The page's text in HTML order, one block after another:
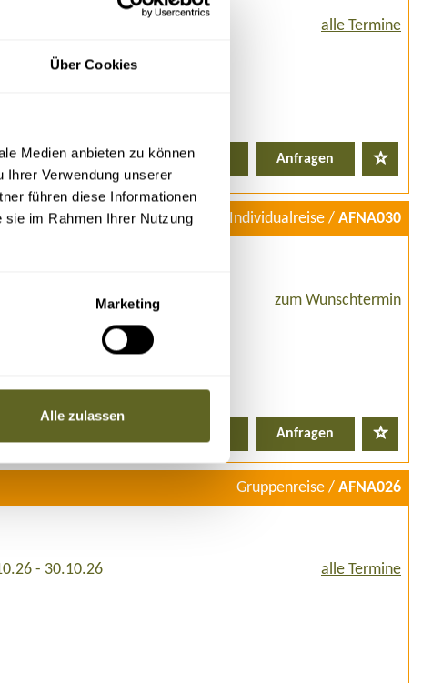
Über Cookies
Medien anbieten zu können
Ihrer Verwendung unserer
führen diese Informationen
sie im Rahmen Ihrer Nutzung
Marketing
Alle zulassen
alle Termine
garantierte
Details Anfragen
Individualreise / AFNA030
zum Wunschtermin
Anfragen
Gruppenreise / AFNA026
- 30.10.26
alle Termine